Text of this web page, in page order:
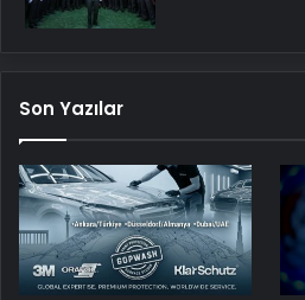
Son Yazılar